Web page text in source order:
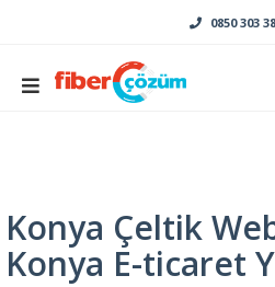
0850 303
Konya Çeltik
Konya E-ticaret